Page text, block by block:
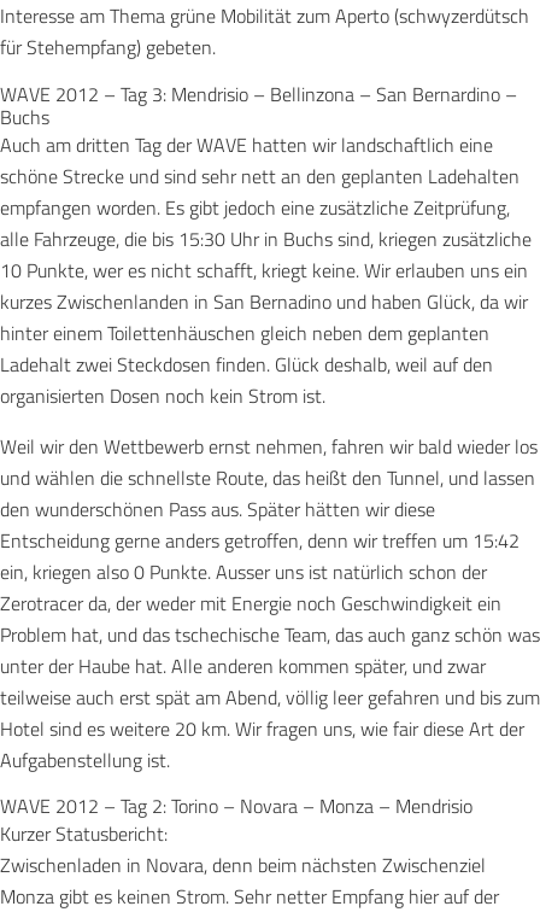
Interesse am Thema grüne Mobilität zum Aperto (schwyzerdütsch
für Stehempfang) gebeten.
WAVE 2012 – Tag 3: Mendrisio – Bellinzona – San Bernardino –
Buchs
Auch am dritten Tag der WAVE hatten wir landschaftlich eine
schöne Strecke und sind sehr nett an den geplanten Ladehalten
empfangen worden. Es gibt jedoch eine zusätzliche Zeitprüfung,
alle Fahrzeuge, die bis 15:30 Uhr in Buchs sind, kriegen zusätzliche
10 Punkte, wer es nicht schafft, kriegt keine. Wir erlauben uns ein
kurzes Zwischenlanden in San Bernadino und haben Glück, da wir
hinter einem Toilettenhäuschen gleich neben dem geplanten
Ladehalt zwei Steckdosen finden. Glück deshalb, weil auf den
organisierten Dosen noch kein Strom ist.
Weil wir den Wettbewerb ernst nehmen, fahren wir bald wieder los
und wählen die schnellste Route, das heißt den Tunnel, und lassen
den wunderschönen Pass aus. Später hätten wir diese
Entscheidung gerne anders getroffen, denn wir treffen um 15:42
ein, kriegen also 0 Punkte. Ausser uns ist natürlich schon der
Zerotracer da, der weder mit Energie noch Geschwindigkeit ein
Problem hat, und das tschechische Team, das auch ganz schön was
unter der Haube hat. Alle anderen kommen später, und zwar
teilweise auch erst spät am Abend, völlig leer gefahren und bis zum
Hotel sind es weitere 20 km. Wir fragen uns, wie fair diese Art der
Aufgabenstellung ist.
WAVE 2012 – Tag 2: Torino – Novara – Monza – Mendrisio
Kurzer Statusbericht:
Zwischenladen in Novara, denn beim nächsten Zwischenziel
Monza gibt es keinen Strom. Sehr netter Empfang hier auf der